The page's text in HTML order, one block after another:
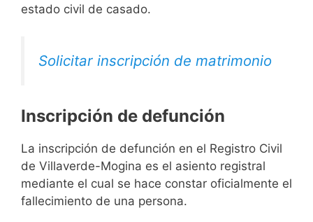
estado civil de casado.
Solicitar inscripción de matrimonio
Inscripción de defunción
La inscripción de defunción en el Registro Civil
de Villaverde-Mogina es el asiento registral
mediante el cual se hace constar oficialmente el
fallecimiento de una persona.